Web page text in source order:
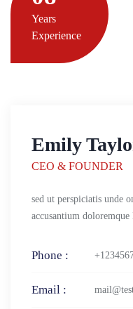
Years
Experience
Emily
CEO & FOUNDER
sed ut perspiciatis unde
accusantium
Phone :
Email :